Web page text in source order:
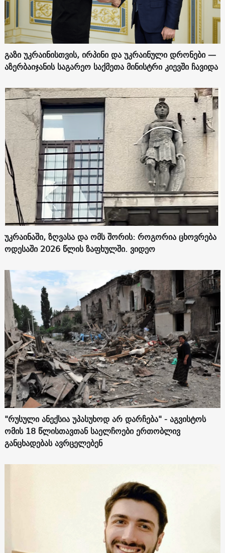
გაზი უკრაინისთვის, ირპინი და უკრაინული დრონები —
აზერბაიჯანის საგარეო საქმეთა მინისტრი კიევში ჩავიდა
უკრაინაში, ზღვასა და ომს შორის: როგორია ცხოვრება
ოდესაში 2026 წლის ზაფხულში. ვიდეო
"რუსული ანექსია უპასუხოდ არ დარჩება" - აგვისტოს
ომის 18 წლისთავთან საელჩოები ერთობლივ
განცხადებას ავრცელებენ